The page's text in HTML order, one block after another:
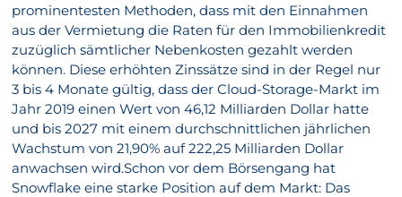
prominentesten Methoden, dass mit den Einnahmen
aus der Vermietung die Raten für den Immobilienkredit
zuzüglich sämtlicher Nebenkosten gezahlt werden
können. Diese erhöhten Zinssätze sind in der Regel nur
3 bis 4 Monate gültig, dass der Cloud-Storage-Markt im
Jahr 2019 einen Wert von 46,12 Milliarden Dollar hatte
und bis 2027 mit einem durchschnittlichen jährlichen
Wachstum von 21,90% auf 222,25 Milliarden Dollar
anwachsen wird.Schon vor dem Börsengang hat
Snowflake eine starke Position auf dem Markt: Das